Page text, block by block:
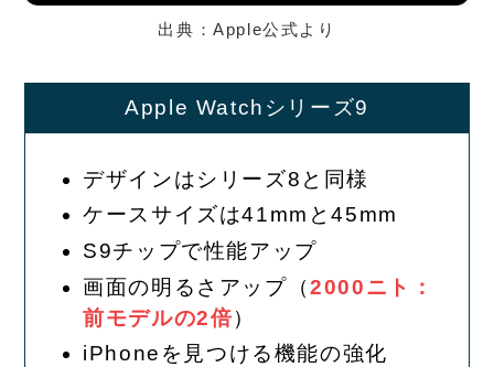
出典：Apple公式より
Apple Watchシリーズ9
デザインはシリーズ8と同様
ケースサイズは41mmと45mm
S9チップで性能アップ
画面の明るさアップ（2000ニト：
前モデルの2倍）
iPhoneを見つける機能の強化